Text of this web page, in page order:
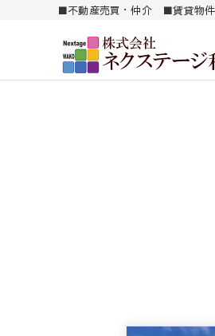
■不動産売買・仲介 ■賃貸物